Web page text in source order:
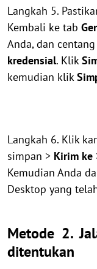
Langkah 5.
Kembali ke tab
Anda, dan centang
kredensial. Klik
kemudian klik
Langkah 6. Klik
simpan > Kirim ke
Kemudian Anda
Desktop yang
Metode 2.
ditentukan